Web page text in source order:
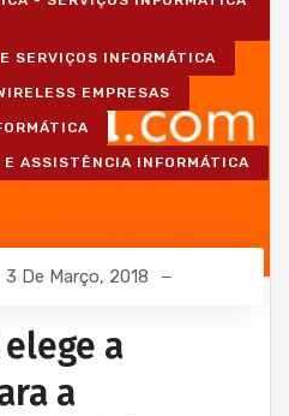
SERVIÇOS INFORMÁTICA
EMPRESAS
ASSISTÊNCIA INFORMÁTICA
3 De Março, 2018
a
a